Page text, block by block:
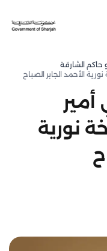
حاكم الشارقة
الأحمد الجابر الصباح
نورية